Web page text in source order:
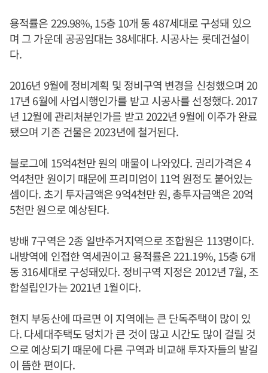
용적률은 229.98%, 15층 10개 동 487세대로 구성돼 있으
며 그 가운데 공공임대는 38세대다. 시공사는 롯데건설이
다.
2016년 9월에 정비계획 및 정비구역 변경을 신청했으며 20
17년 6월에 사업시행인가를 받고 시공사를 선정했다. 2017
년 12월에 관리처분인가를 받고 2022년 9월에 이주가 완료
됐으며 기존 건물은 2023년에 철거된다.
블로그에 15억4천만 원의 매물이 나와있다. 권리가격은 4
억4천만 원이기 때문에 프리미엄이 11억 원정도 붙어있는
셈이다. 초기 투자금액은 9억4천만 원, 총투자금액은 20억
5천만 원으로 예상된다.
방배 7구역은 2종 일반주거지역으로 조합원은 113명이다.
내방역에 인접한 역세권이고 용적률은 221.19%, 15층 6개
동 316세대로 구성돼있다. 정비구역 지정은 2012년 7월, 조
합설립인가는 2021년 1월이다.
현지 부동산에 따르면 이 지역에는 큰 단독주택이 많이 있
다. 다세대주택도 덩치가 큰 것이 많고 시간도 많이 걸릴 것
으로 예상되기 때문에 다른 구역과 비교해 투자자들의 발길
이 뜸한 편이다.